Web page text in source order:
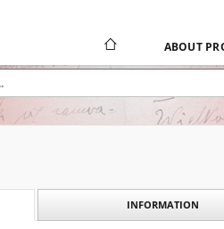
ABOUT
INFORMATION